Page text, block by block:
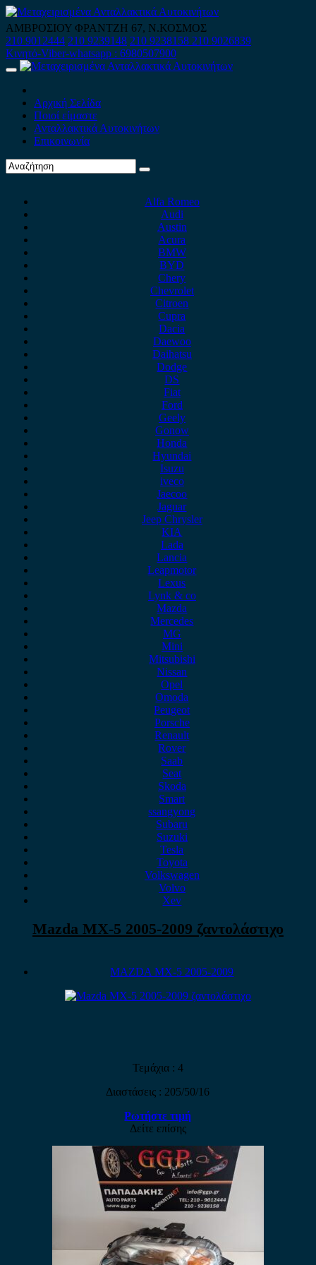
Skip
to
content
ΑΜΒΡΟΣΙΟΥ ΦΡΑΝΤΖΗ 67, Ν.ΚΟΣΜΟΣ
210 9012444 210 9239148 210 9238158 210 9026839
Κινητό-Viber-whatsapp : 6980507900
Primary
Αρχική Σελίδα
Ποιοί είμαστε
Ανταλλακτικά Αυτοκινήτων
Επικοινωνία
Alfa Romeo
Audi
Austin
Acura
BMW
BYD
Chery
Chevrolet
Citroen
Cupra
Dacia
Daewoo
Daihatsu
Dodge
DS
Fiat
Ford
Geely
Gonow
Honda
Hyundai
Isuzu
iveco
Jaecoo
Jaguar
Jeep Chrysler
KIA
Lada
Lancia
Leapmotor
Lexus
Lynk & co
Mazda
Mercedes
MG
Mini
Mitsubishi
Nissan
Opel
Omoda
Peugeot
Porsche
Renault
Rover
Saab
Seat
Skoda
Smart
ssangyong
Subaru
Suzuki
Tesla
Toyota
Volkswagen
Volvo
Xev
Mazda MX-5 2005-2009 ζαντολάστιχο
MAZDA MX-5 2005-2009
Τεμάχια : 4
Διαστάσεις : 205/50/16
Ρωτήστε τιμή
Δείτε επίσης